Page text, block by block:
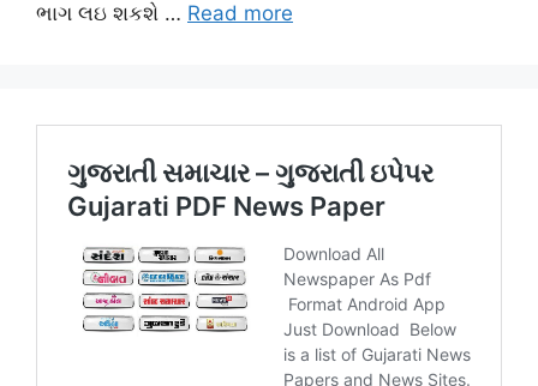
ભાગ લઇ શકશે … Read more